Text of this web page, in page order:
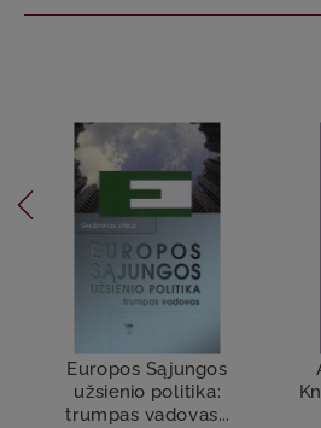
Europos Sąjungos
užsienio politika:
trumpas vadovas...